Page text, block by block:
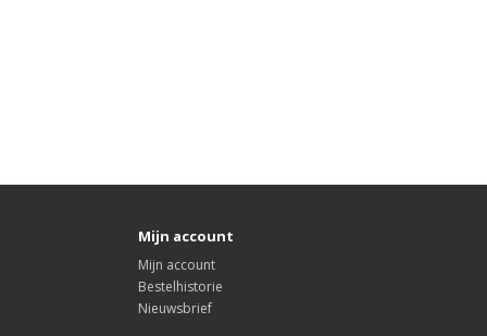
Mijn account
Mijn account
Bestelhistorie
Nieuwsbrief